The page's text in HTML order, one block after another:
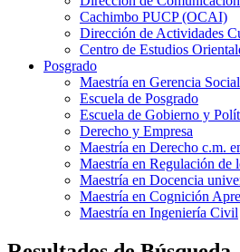
Cachimbo PUCP (OCAI)
Dirección de Actividades
Centro de Estudios
Posgrado
Maestría en Gerencia Social
Escuela de Posgrado
Escuela de Gobierno y
Derecho y Empresa
Maestría en Derecho c.m.
Maestría en Regulación de
Maestría en Docencia
Maestría en Cognición
Maestría en Ingeniería Civil